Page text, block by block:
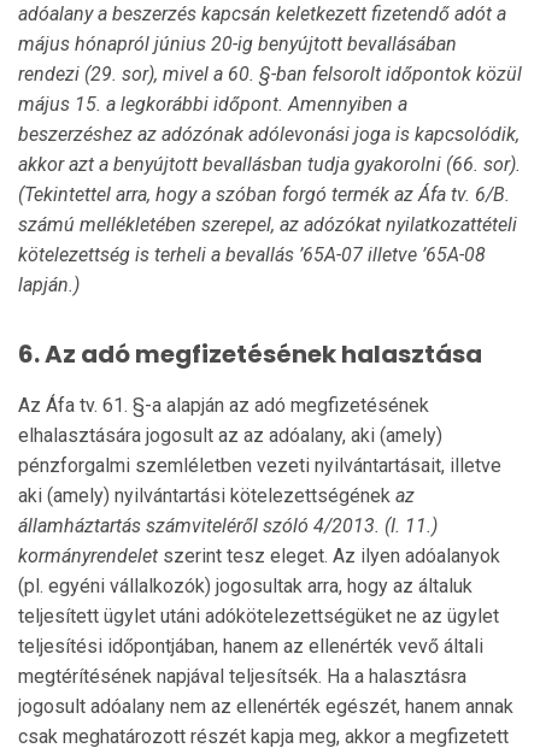
adóalany a beszerzés kapcsán keletkezett fizetendő adót a
május hónapról június 20-ig benyújtott bevallásában
rendezi (29. sor), mivel a 60. §-ban felsorolt időpontok közül
május 15. a legkorábbi időpont. Amennyiben a
beszerzéshez az adózónak adólevonási joga is kapcsolódik,
akkor azt a benyújtott bevallásban tudja gyakorolni (66. sor).
(Tekintettel arra, hogy a szóban forgó termék az Áfa tv. 6/B.
számú mellékletében szerepel, az adózókat nyilatkozattételi
kötelezettség is terheli a bevallás ’65A-07 illetve ’65A-08
lapján.)
6.Az adó megfizetésének halasztása
Az Áfa tv. 61. §-a alapján az adó megfizetésének
elhalasztására jogosult az az adóalany, aki (amely)
pénzforgalmi szemlélet­ben vezeti nyilvántartásait, illetve
aki (amely) nyilvántartási kötelezettségének az
államháztartás számviteléről szóló 4/2013. (I. 11.)
kormányrendelet szerint tesz eleget. Az ilyen adóalanyok
(pl. egyéni vállalkozók) jogosultak arra, hogy az általuk
teljesített ügylet utáni adókötelezettségüket ne az ügylet
teljesítési időpontjában, hanem az ellenérték vevő általi
megtérítésének napjával teljesítsék. Ha a halasztásra
jogosult adóalany nem az ellenérték egészét, hanem annak
csak meghatározott részét kapja meg, akkor a megfizetett